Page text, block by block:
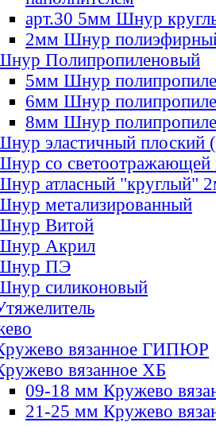
арт.30 5мм Шнур
2мм Шнур
Полипропиленовый
5мм Шнур
6мм Шнур
8мм Шнур
эластичный плоский
со светоотражающей
атласный "круглый"
метализированный
Витой
Акрил
ПЭ
силиконовый
вязанное ГИПЮР
вязанное ХБ
09-18 мм Кружево
21-25 мм Кружево